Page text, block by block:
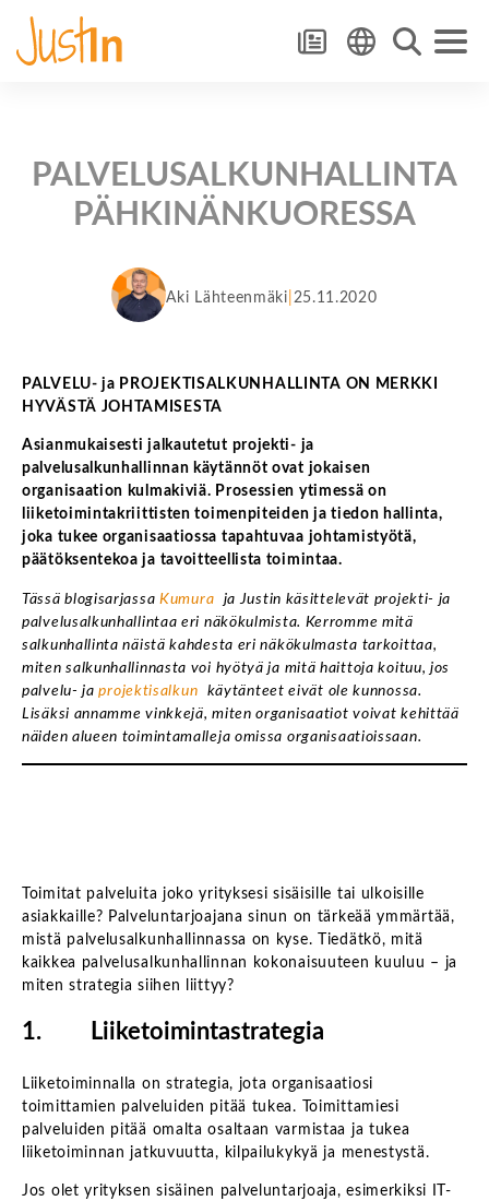
PALVELUSALKUNHALLINTA
PÄHKINÄNKUORESSA
Aki Lähteenmäki 25.11.2020
PALVELU- ja PROJEKTISALKUNHALLINTA ON MERKKI
HYVÄSTÄ JOHTAMISESTA
Asianmukaisesti jalkautetut projekti- ja
palvelusalkunhallinnan käytännöt ovat jokaisen
organisaation kulmakiviä. Prosessien ytimessä on
liiketoimintakriittisten toimenpiteiden ja tiedon hallinta,
joka tukee organisaatiossa tapahtuvaa johtamistyötä,
päätöksentekoa ja tavoitteellista toimintaa.
Tässä blogisarjassa Kumura ja Justin käsittelevät projekti- ja
palvelusalkunhallintaa eri näkökulmista. Kerromme mitä
salkunhallinta näistä kahdesta eri näkökulmasta tarkoittaa,
miten salkunhallinnasta voi hyötyä ja mitä haittoja koituu, jos
palvelu- japrojektisalkun käytänteeteivät ole kunnossa.
Lisäksi annamme vinkkejä, miten organisaatiot voivat kehittää
näiden alueen toimintamalleja omissa organisaatioissaan.
Toimitat palveluita joko yrityksesi sisäisille tai ulkoisille
asiakkaille? Palveluntarjoajana sinun on tärkeää ymmärtää,
mistä palvelusalkunhallinnassa on kyse. Tiedätkö, mitä
kaikkea palvelusalkunhallinnan kokonaisuuteen kuuluu – ja
miten strategia siihen liittyy?
1. Liiketoimintastrategia
Liiketoiminnalla on strategia, jota organisaatiosi
toimittamien palveluiden pitää tukea. Toimittamiesi
palveluiden pitää omalta osaltaan varmistaa ja tukea
liiketoiminnan jatkuvuutta, kilpailukykyä ja menestystä.
Jos olet yrityksen sisäinen palveluntarjoaja, esimerkiksi IT-